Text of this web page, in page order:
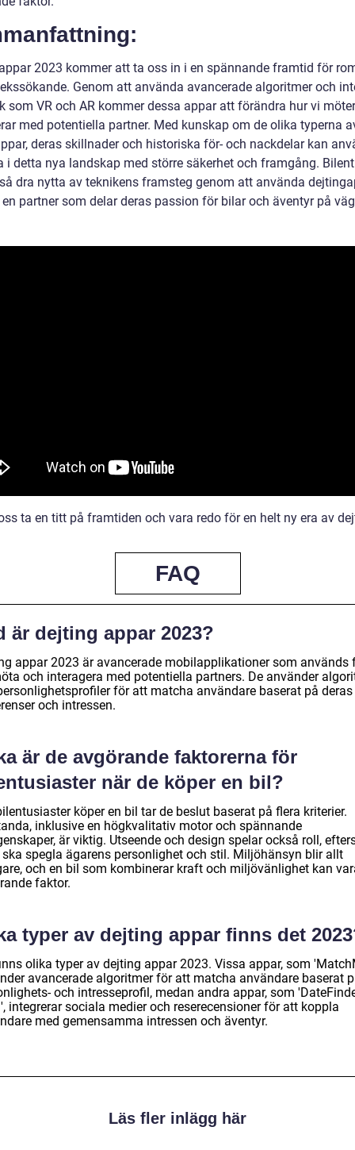
2023 kommer att ta oss in i en spännande framtid för
Genom att använda avancerade algoritmer och
som VR och AR kommer dessa appar att förändra hur vi
med potentiella partner. Med kunskap om de olika typerna
deras skillnader och historiska för- och nackdelar kan
i detta nya landskap med större säkerhet och framgång.
dra nytta av teknikens framsteg genom att använda
partner som delar deras passion för bilar och äventyr på
ta en titt på framtiden och vara redo för en helt ny era av
FAQ
är dejting appar 2023?
appar 2023 är avancerade mobilapplikationer som används
och interagera med potentiella partners. De använder
för att matcha användare baserat på deras
och intressen.
är de avgörande faktorerna för
när de köper en bil?
köper en bil tar de beslut baserat på flera kriterier.
inklusive en högkvalitativ motor och spännande
är viktig. Utseende och design spelar också roll,
spegla ägarens personlighet och stil. Miljöhänsyn blir allt
och en bil som kombinerar kraft och miljövänlighet kan
faktor.
typer av dejting appar finns det
olika typer av dejting appar 2023. Vissa appar, som
avancerade algoritmer för att matcha användare baserat
och intresseprofil, medan andra appar, som
integrerar sociala medier och reserecensioner för att koppla
med gemensamma intressen och äventyr.
Läs fler inlägg här